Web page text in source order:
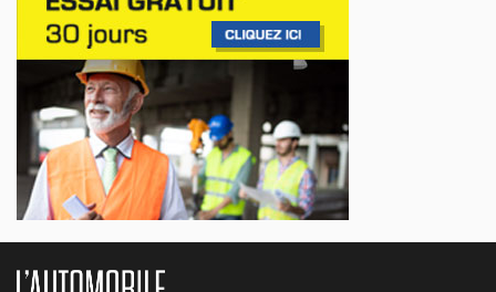
Canada
Jul 13, 2026
AFFAIRES
Maserati se recherche un partenaire
Jul 12, 2026
AFFAIRES
Hyundai dévoile sa nouvelle Elantra